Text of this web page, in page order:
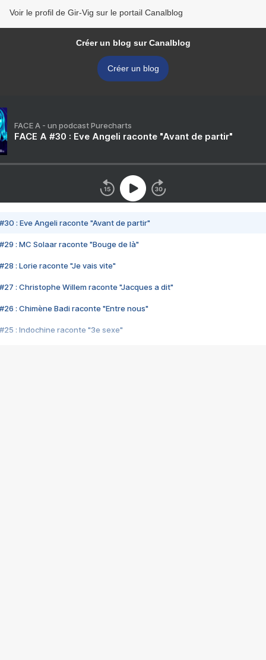
Voir le profil de Gir-Vig sur le portail Canalblog
Créer un blog sur Canalblog
Créer un blog
FACE A - un podcast Purecharts
FACE A #30 : Eve Angeli raconte "Avant de partir"
#30 : Eve Angeli raconte "Avant de partir"
#29 : MC Solaar raconte "Bouge de là"
#28 : Lorie raconte "Je vais vite"
#27 : Christophe Willem raconte "Jacques a dit"
#26 : Chimène Badi raconte "Entre nous"
#25 : Indochine raconte "3e sexe"